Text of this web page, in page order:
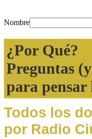
Nombre
¿Por Qué?
Preguntas
para
Todos los
por Radio